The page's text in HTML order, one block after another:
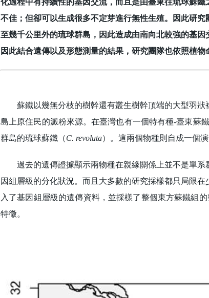
不佳；但卻可以生成很多不定芽進行無性生殖。因此研
至幾千公里外的琉球群島，因此造成由南向北較強的基
因此結合遺傳以及形態測量的結果，研究團隊也依照植
蘇鐵以幾無分枝的樹幹還有叢生樹幹頂端的大型羽狀
島上原住民的澱粉來源。在臺灣也有一個特有種-臺東蘇
群島的琉球蘇鐵（C. revoluta）。這兩個物種則自成一個
過去的遺傳證據顯示兩物種在親緣關係上並不是單系
因組層級的分化狀況。而且大多數的研究採樣都只局限
入了基因組層級的遺傳資料，並採樣了整個東方蘇鐵組
特徵。